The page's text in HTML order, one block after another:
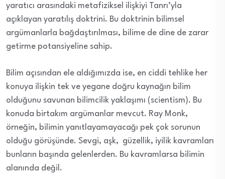
yaratıcı arasındaki metafiziksel ilişkiyi Tanrı’yla
açıklayan yaratılış doktrini. Bu doktrinin bilimsel
argümanlarla bağdaştırılması, bilime de dine de zarar
getirme potansiyeline sahip.
Bilim açısından ele aldığımızda ise, en ciddi tehlike her
konuya ilişkin tek ve yegane doğru kaynağın bilim
olduğunu savunan bilimcilik yaklaşımı (scientism). Bu
konuda birtakım argümanlar mevcut. Ray Monk,
örneğin, bilimin yanıtlayamayacağı pek çok sorunun
olduğu görüşünde. Sevgi, aşk, güzellik, iyilik kavramları
bunların başında gelenlerden. Bu kavramlarsa bilimin
alanında değil.